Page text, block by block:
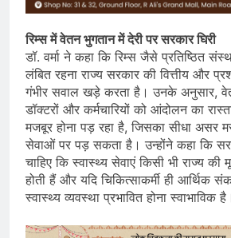
रिम्स में वेतन भुगतान में देरी पर सरकार घिरी
डॉ. वर्मा ने कहा कि रिम्स जैसे प्रतिष्ठित
लंबित रहना राज्य सरकार की वित्तीय और
गंभीर सवाल खड़े करता है। उनके अनुसार,
डॉक्टरों और कर्मचारियों को आंदोलन का
मजबूर होना पड़ रहा है, जिसका सीधा असर
सेवाओं पर पड़ सकता है। उन्होंने कहा कि
चाहिए कि स्वास्थ्य सेवाएं किसी भी राज्य
होती हैं और यदि चिकित्साकर्मी ही आर्थिक
स्वास्थ्य व्यवस्था प्रभावित होना स्वाभाविक है।